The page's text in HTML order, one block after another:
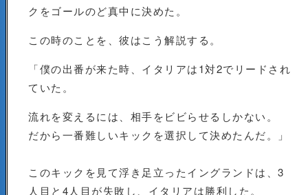
クをゴールのど真中に決めた。
この時のことを、彼はこう解説する。
「僕の出番が来た時、イタリアは1対2でリードされ
ていた。
流れを変えるには、相手をビビらせるしかない。
だから一番難しいキックを選択して決めたんだ。」
このキックを見て浮き足立ったイングランドは、3
人目と4人目が失敗し、イタリアは勝利した。